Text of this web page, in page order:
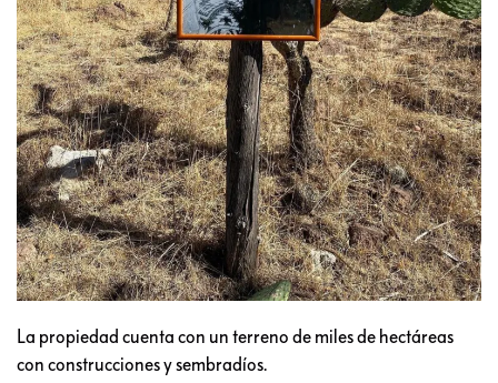
La propiedad cuenta con un terreno de miles de hectáreas
con construcciones y sembradíos.